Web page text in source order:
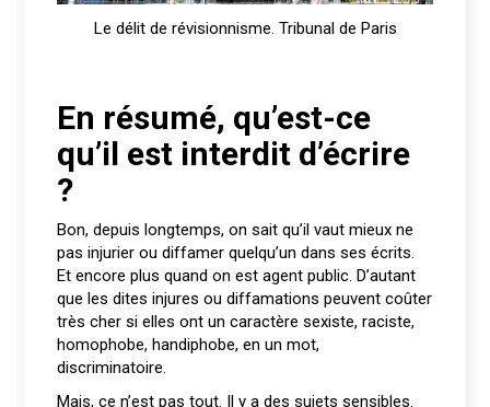
Le délit de révisionnisme. Tribunal de Paris
En résumé, qu’est-ce
qu’il est interdit d’écrire
?
Bon, depuis longtemps, on sait qu’il vaut mieux ne
pas injurier ou diffamer quelqu’un dans ses écrits.
Et encore plus quand on est agent public. D’autant
que les dites injures ou diffamations peuvent coûter
très cher si elles ont un caractère sexiste, raciste,
homophobe, handiphobe, en un mot,
discriminatoire.
Mais, ce n’est pas tout. Il y a des sujets sensibles.